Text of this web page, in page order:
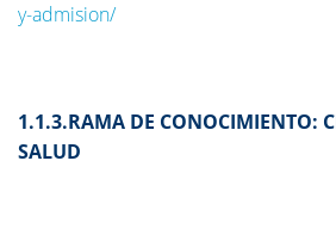
y-admision/
1.1.3.RAMA DE CONOCIMIENTO:
SALUD